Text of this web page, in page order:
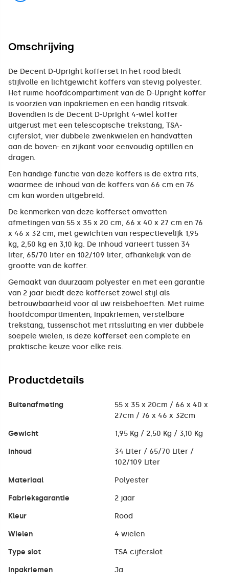
Omschrijving
De Decent D-Upright kofferset in het rood biedt
stijlvolle en lichtgewicht koffers van stevig polyester.
Het ruime hoofdcompartiment van de D-Upright koffer
is voorzien van inpakriemen en een handig ritsvak.
Bovendien is de Decent D-Upright 4-wiel koffer
uitgerust met een telescopische trekstang, TSA-
cijferslot, vier dubbele zwenkwielen en handvatten
aan de boven- en zijkant voor eenvoudig optillen en
dragen.
Een handige functie van deze koffers is de extra rits,
waarmee de inhoud van de koffers van 66 cm en 76
cm kan worden uitgebreid.
De kenmerken van deze kofferset omvatten
afmetingen van 55 x 35 x 20 cm, 66 x 40 x 27 cm en 76
x 46 x 32 cm, met gewichten van respectievelijk 1,95
kg, 2,50 kg en 3,10 kg. De inhoud varieert tussen 34
liter, 65/70 liter en 102/109 liter, afhankelijk van de
grootte van de koffer.
Gemaakt van duurzaam polyester en met een garantie
van 2 jaar biedt deze kofferset zowel stijl als
betrouwbaarheid voor al uw reisbehoeften. Met ruime
hoofdcompartimenten, inpakriemen, verstelbare
trekstang, tussenschot met ritssluiting en vier dubbele
soepele wielen, is deze kofferset een complete en
praktische keuze voor elke reis.
Productdetails
Buitenafmeting
55 x 35 x 20cm / 66 x 40 x
27cm / 76 x 46 x 32cm
Gewicht 1,95 Kg / 2,50 Kg / 3,10 Kg
Inhoud
34 Liter / 65/70 Liter /
102/109 Liter
Materiaal Polyester
Fabrieksgarantie 2 jaar
Kleur Rood
Wielen 4 wielen
Type slot TSA cijferslot
Inpakriemen Ja